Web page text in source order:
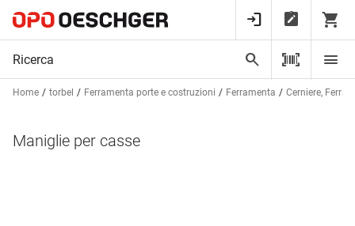
Home torbel Ferramenta porte e costruzioni Ferramenta Cerniere,
Maniglie per casse